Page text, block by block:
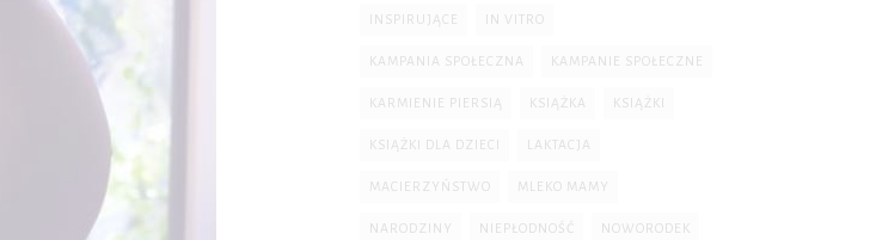
INSPIRUJĄCE IN VITRO
KAMPANIA SPOŁECZNA KAMPANIE SPOŁECZNE
KARMIENIE PIERSIĄ KSIĄŻKA KSIĄŻKI
KSIĄŻKI DLA DZIECI LAKTACJA
MACIERZYŃSTWO MLEKO MAMY
NARODZINY NIEPŁODNOŚĆ NOWORODEK